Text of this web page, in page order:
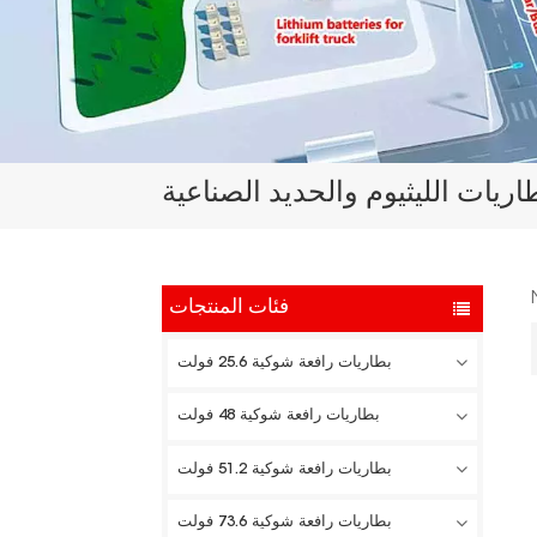
الليثيوم والحديد الصناعية
فئات المنتجات
بطاريات رافعة شوكية 25.6 فولت
بطاريات رافعة شوكية 48 فولت
بطاريات رافعة شوكية 51.2 فولت
بطاريات رافعة شوكية 73.6 فولت